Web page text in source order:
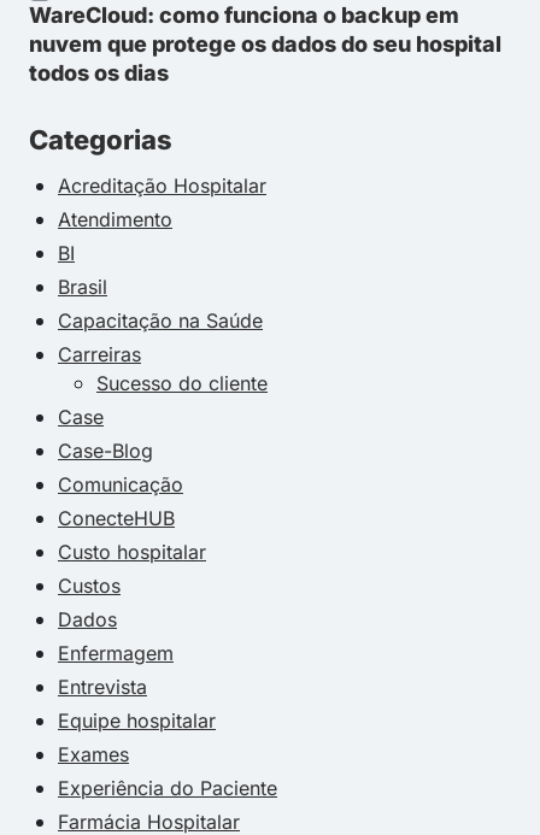
WareCloud: como funciona o backup em
nuvem que protege os dados do seu hospital
todos os dias
Categorias
Acreditação Hospitalar
Atendimento
BI
Brasil
Capacitação na Saúde
Carreiras
Sucesso do cliente
Case
Case-Blog
Comunicação
ConecteHUB
Custo hospitalar
Custos
Dados
Enfermagem
Entrevista
Equipe hospitalar
Exames
Experiência do Paciente
Farmácia Hospitalar